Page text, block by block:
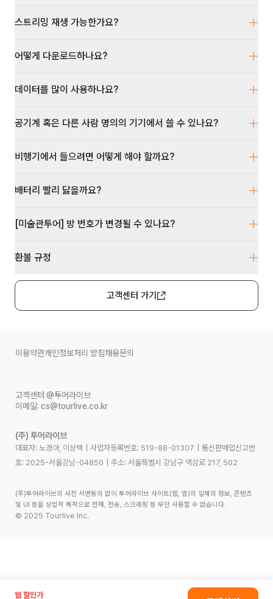
스트리밍 재생 가능한가요?
어떻게 다운로드하나요?
데이터를 많이 사용하나요?
공기계 혹은 다른 사람 명의의 기기에서 쓸 수 있나요?
비행기에서 들으려면 어떻게 해야 할까요?
배터리 빨리 닳을까요?
[미술관투어] 방 번호가 변경될 수 있나요?
환불 규정
고객센터 가기
이용약관개인정보처리 방침채용문의
고객센터 @투어라이브
이메일: cs@tourlive.co.kr
(주) 투어라이브
대표자: 노경아, 이상백 사업자등록번호: 519-88-01307
통신판매업신고번
호: 2025-서울강남-04850 주소: 서울특별시 강남구 역삼로 217, 502
(주)투어라이브의 사전 서면동의 없이 투어라이브 사이트(웹, 앱)의 일체의 정보, 콘텐츠
및 UI 등을 상업적 목적으로 전재, 전송, 스크래핑 등 무단 사용할 수 없습니다.
© 2025 Tourlive Inc.
웹 할인가